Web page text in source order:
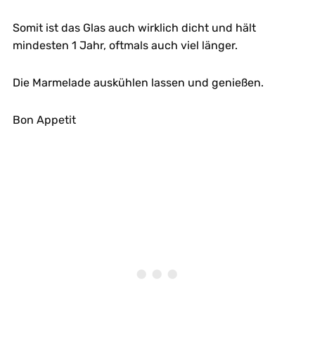
Somit ist das Glas auch wirklich dicht und hält
mindesten 1 Jahr, oftmals auch viel länger.
Die Marmelade auskühlen lassen und genießen.
Bon Appetit